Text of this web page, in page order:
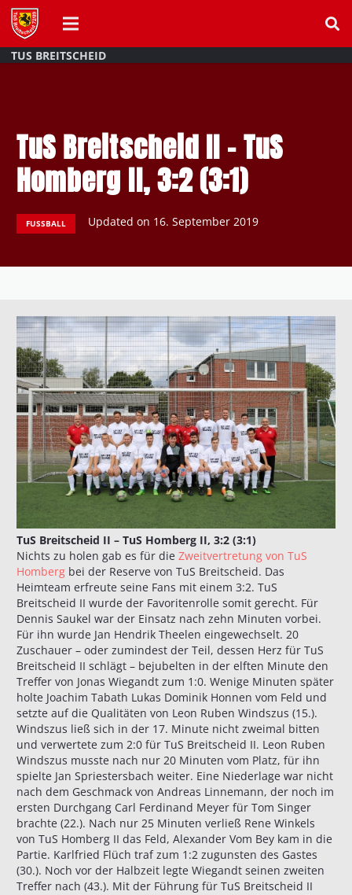
TUS BREITSCHEID
TuS Breitscheid II – TuS
Homberg II, 3:2 (3:1)
FUSSBALL Updated on 16. September 2019
TuS Breitscheid II – TuS Homberg II, 3:2 (3:1)
Nichts zu holen gab es für die Zweitvertretung von TuS
Homberg bei der Reserve von TuS Breitscheid. Das
Heimteam erfreute seine Fans mit einem 3:2. TuS
Breitscheid II wurde der Favoritenrolle somit gerecht. Für
Dennis Saukel war der Einsatz nach zehn Minuten vorbei.
Für ihn wurde Jan Hendrik Theelen eingewechselt. 20
Zuschauer – oder zumindest der Teil, dessen Herz für TuS
Breitscheid II schlägt – bejubelten in der elften Minute den
Treffer von Jonas Wiegandt zum 1:0. Wenige Minuten später
holte Joachim Tabath Lukas Dominik Honnen vom Feld und
setzte auf die Qualitäten von Leon Ruben Windszus (15.).
Windszus ließ sich in der 17. Minute nicht zweimal bitten
und verwertete zum 2:0 für TuS Breitscheid II. Leon Ruben
Windszus musste nach nur 20 Minuten vom Platz, für ihn
spielte Jan Spriestersbach weiter. Eine Niederlage war nicht
nach dem Geschmack von Andreas Linnemann, der noch im
ersten Durchgang Carl Ferdinand Meyer für Tom Singer
brachte (22.). Nach nur 25 Minuten verließ Rene Winkels
von TuS Homberg II das Feld, Alexander Vom Bey kam in die
Partie. Karlfried Flüch traf zum 1:2 zugunsten des Gastes
(30.). Noch vor der Halbzeit legte Wiegandt seinen zweiten
Treffer nach (43.). Mit der Führung für TuS Breitscheid II